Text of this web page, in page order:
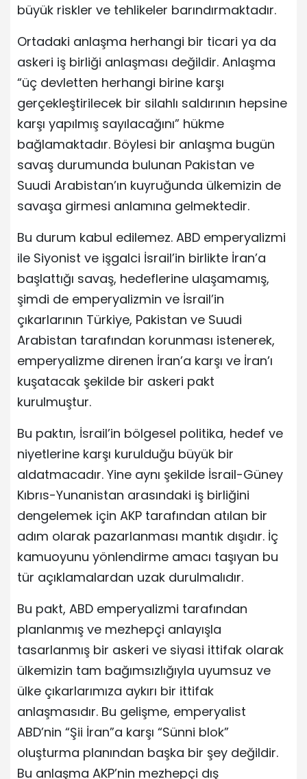
büyük riskler ve tehlikeler barındırmaktadır.
Ortadaki anlaşma herhangi bir ticari ya da
askeri iş birliği anlaşması değildir. Anlaşma
“üç devletten herhangi birine karşı
gerçekleştirilecek bir silahlı saldırının hepsine
karşı yapılmış sayılacağını” hükme
bağlamaktadır. Böylesi bir anlaşma bugün
savaş durumunda bulunan Pakistan ve
Suudi Arabistan’ın kuyruğunda ülkemizin de
savaşa girmesi anlamına gelmektedir.
Bu durum kabul edilemez. ABD emperyalizmi
ile Siyonist ve işgalci İsrail’in birlikte İran’a
başlattığı savaş, hedeflerine ulaşamamış,
şimdi de emperyalizmin ve İsrail’in
çıkarlarının Türkiye, Pakistan ve Suudi
Arabistan tarafından korunması istenerek,
emperyalizme direnen İran’a karşı ve İran’ı
kuşatacak şekilde bir askeri pakt
kurulmuştur.
Bu paktın, İsrail’in bölgesel politika, hedef ve
niyetlerine karşı kurulduğu büyük bir
aldatmacadır. Yine aynı şekilde İsrail-Güney
Kıbrıs-Yunanistan arasındaki iş birliğini
dengelemek için AKP tarafından atılan bir
adım olarak pazarlanması mantık dışıdır. İç
kamuoyunu yönlendirme amacı taşıyan bu
tür açıklamalardan uzak durulmalıdır.
Bu pakt, ABD emperyalizmi tarafından
planlanmış ve mezhepçi anlayışla
tasarlanmış bir askeri ve siyasi ittifak olarak
ülkemizin tam bağımsızlığıyla uyumsuz ve
ülke çıkarlarımıza aykırı bir ittifak
anlaşmasıdır. Bu gelişme, emperyalist
ABD’nin “Şii İran”a karşı “Sünni blok”
oluşturma planından başka bir şey değildir.
Bu anlaşma AKP’nin mezhepçi dış